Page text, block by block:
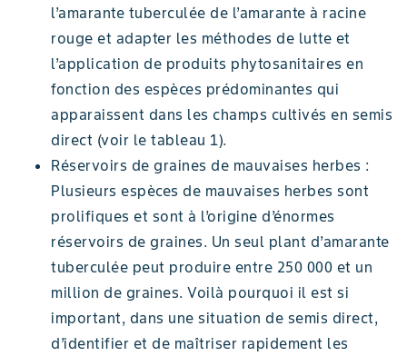
l’amarante tuberculée de l’amarante à racine
rouge et adapter les méthodes de lutte et
l’application de produits phytosanitaires en
fonction des espèces prédominantes qui
apparaissent dans les champs cultivés en semis
direct (voir le tableau 1).
Réservoirs de graines de mauvaises herbes :
Plusieurs espèces de mauvaises herbes sont
prolifiques et sont à l’origine d’énormes
réservoirs de graines. Un seul plant d’amarante
tuberculée peut produire entre 250 000 et un
million de graines. Voilà pourquoi il est si
important, dans une situation de semis direct,
d’identifier et de maîtriser rapidement les